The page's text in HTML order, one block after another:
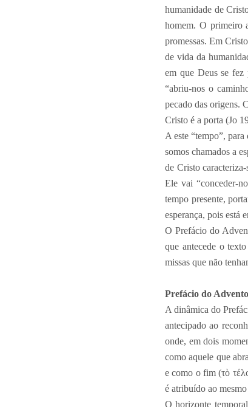
humanidade de
homem. O primeiro
promessas. Em
de vida da
em que Deus se fez
“abriu-nos o
pecado das origens.
Cristo é a porta (Jo
A este “tempo”,
somos chamados a
de Cristo
Ele vai “conceder-
tempo presente,
esperança, pois está
O Prefácio do
que antecede o
missas que não
Prefácio do
A dinâmica do
antecipado ao
onde, em dois
como aquele que
e como o fim (τὸ
é atribuído ao
O horizonte